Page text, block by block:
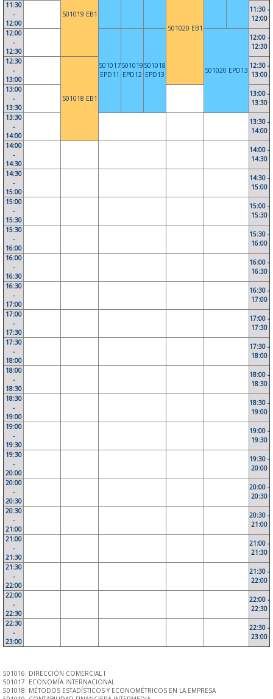
501019 EB1
501020 EB1
11:30
-
12:00
11:30 -
12:00
12:00
-
12:30
501017
EPD11
501019
EPD12
501018
EPD13
501020 EPD13
12:00 -
12:30
12:30
-
13:00
501018 EB1
12:30 -
13:00
13:00
-
13:30
13:00 -
13:30
13:30
-
14:00
13:30 -
14:00
14:00
-
14:30
14:00 -
14:30
14:30
-
15:00
14:30 -
15:00
15:00
-
15:30
15:00 -
15:30
15:30
-
16:00
15:30 -
16:00
16:00
-
16:30
16:00 -
16:30
16:30
-
17:00
16:30 -
17:00
17:00
-
17:30
17:00 -
17:30
17:30
-
18:00
17:30 -
18:00
18:00
-
18:30
18:00 -
18:30
18:30
-
19:00
18:30 -
19:00
19:00
-
19:30
19:00 -
19:30
19:30
-
20:00
19:30 -
20:00
20:00
-
20:30
20:00 -
20:30
20:30
-
21:00
20:30 -
21:00
21:00
-
21:30
21:00 -
21:30
21:30
-
22:00
21:30 -
22:00
22:00
-
22:30
22:00 -
22:30
22:30
-
23:00
22:30 -
23:00
501016: DIRECCIÓN COMERCIAL I
501017: ECONOMÍA INTERNACIONAL
501018: MÉTODOS ESTADÍSTICOS Y ECONOMÉTRICOS EN LA EMPRESA